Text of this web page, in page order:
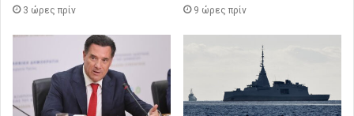
3 ώρες πρίν 9 ώρες πρίν